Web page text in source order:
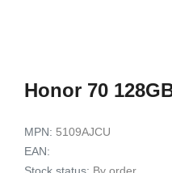
Honor 70
MPN: 5109AJCU
EAN: